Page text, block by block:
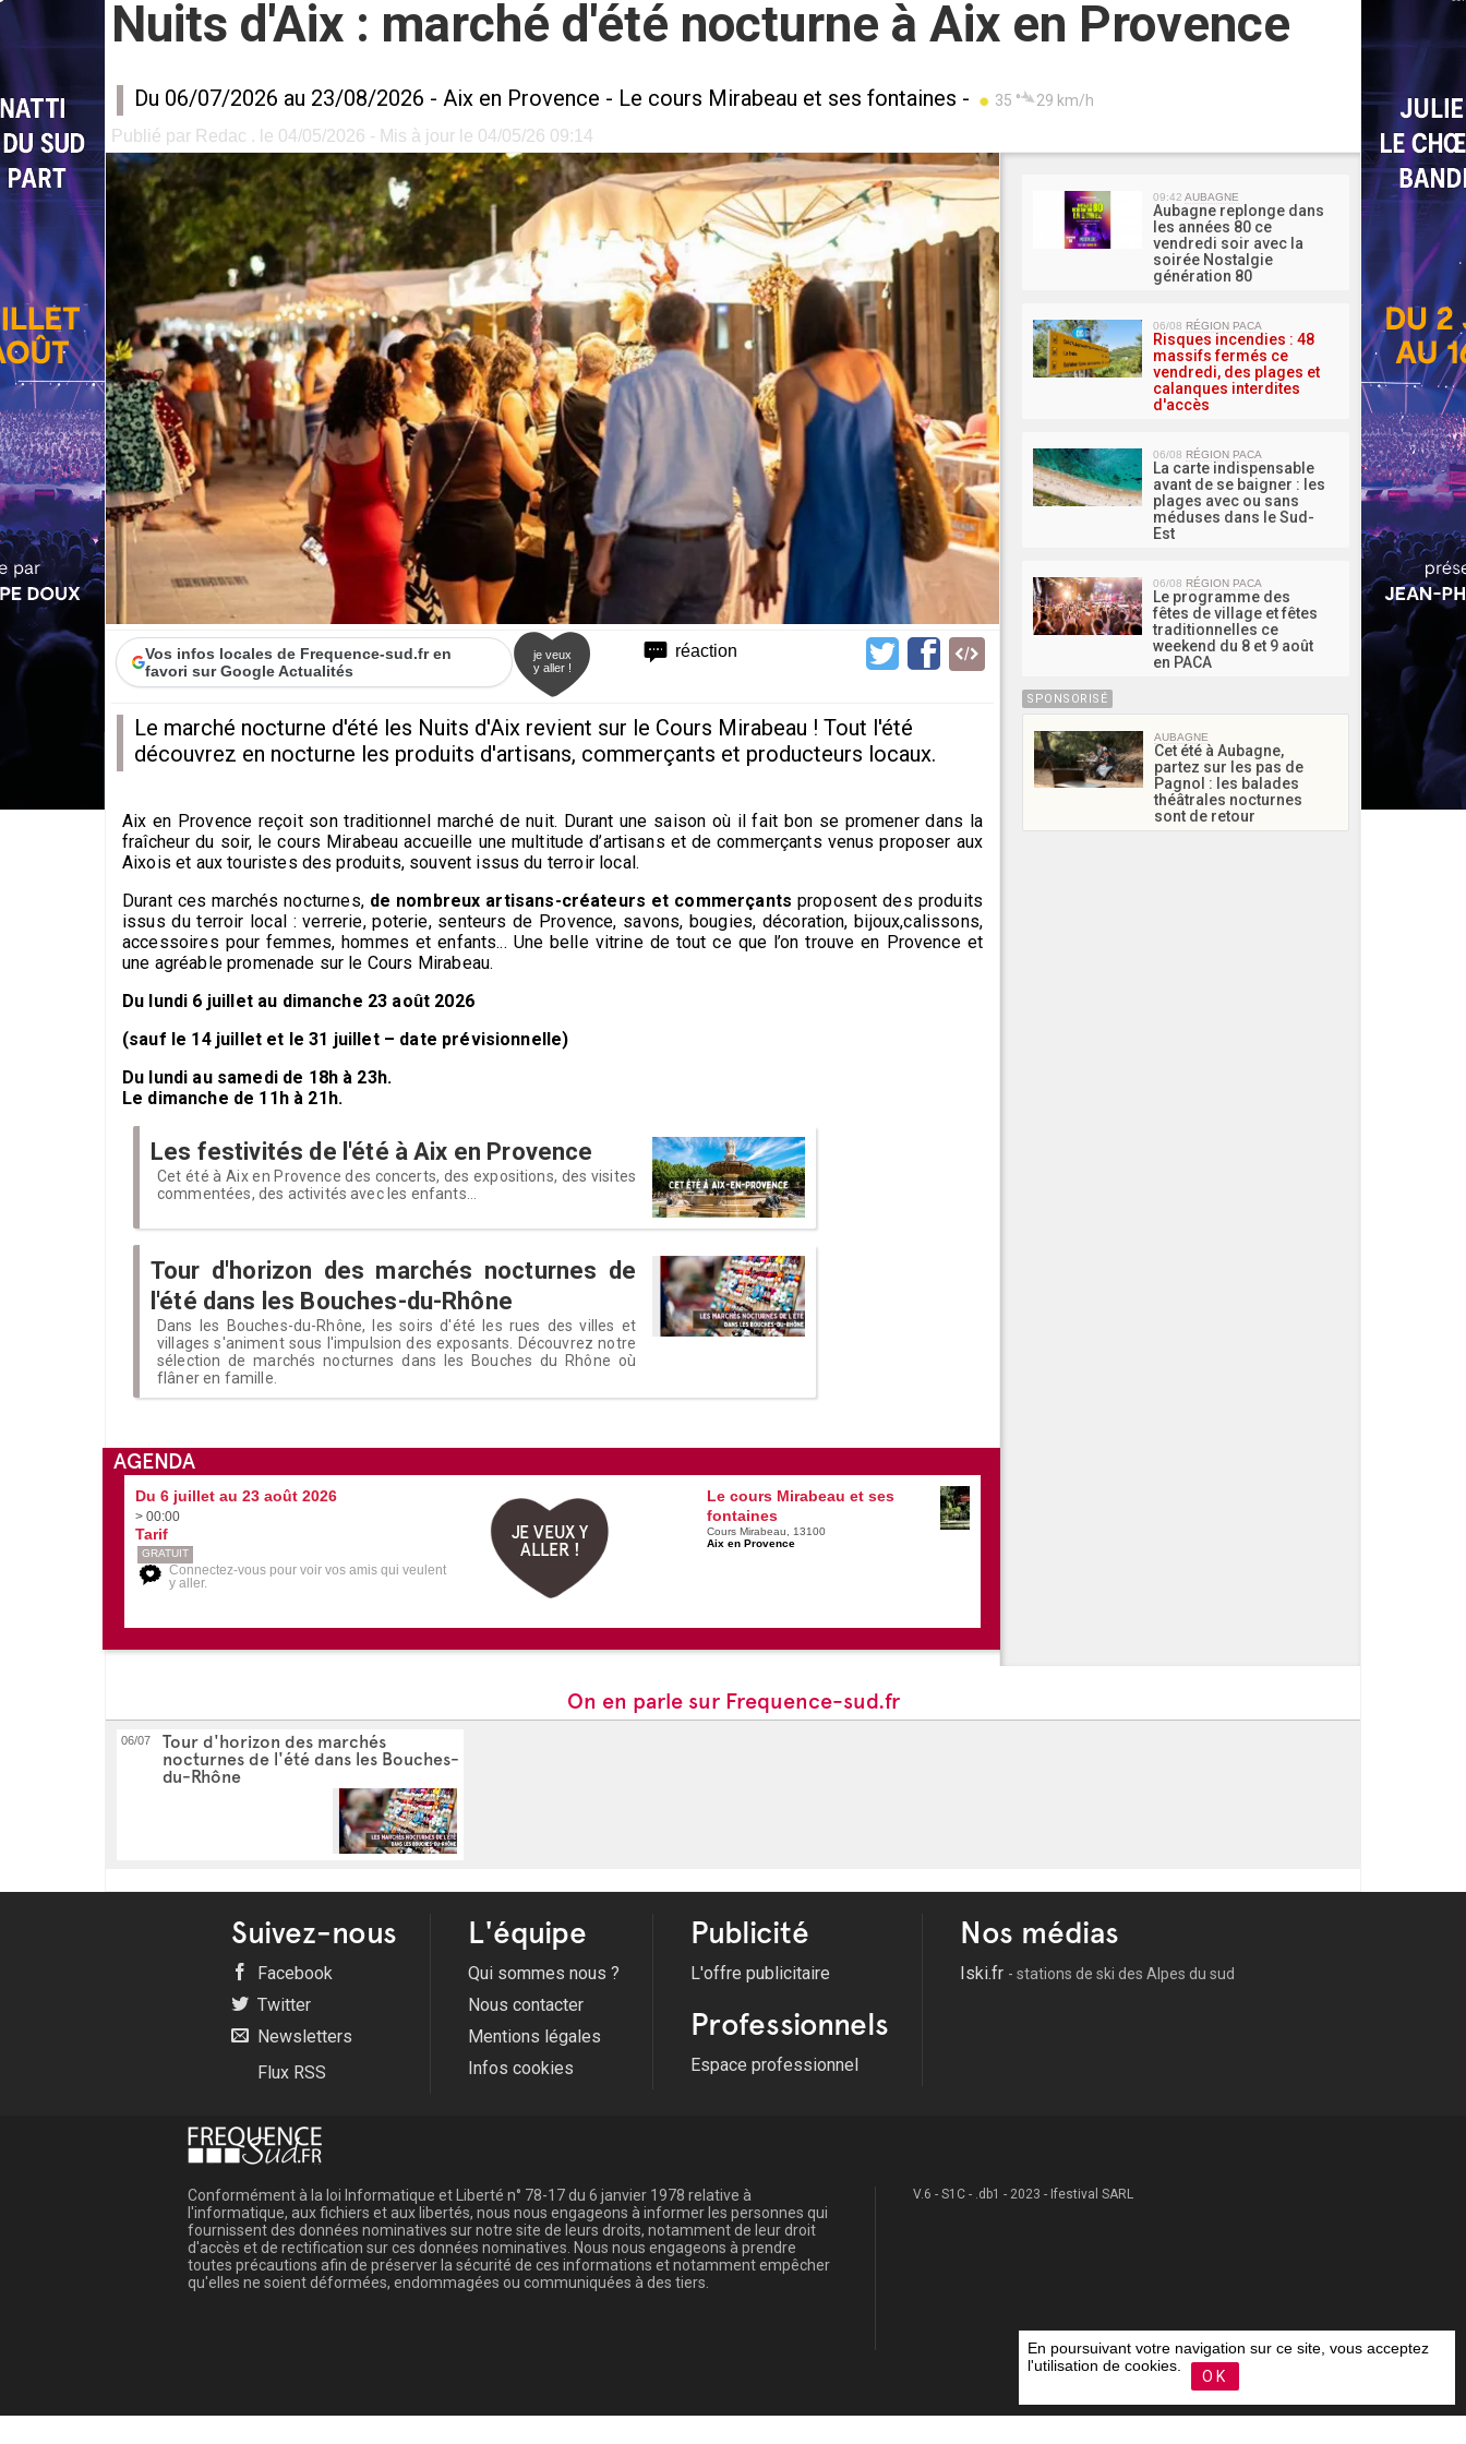
Nuits d'Aix : marché d'été nocturne à Aix en Provence
Du 06/07/2026 au 23/08/2026 - Aix en Provence - Le cours Mirabeau et ses fontaines - 35 ° 29 km/h
Publié par Redac . le 04/05/2026 - Mis à jour le 04/05/26 09:14
réaction
Vos infos locales de Frequence-sud.fr en
favori sur Google Actualités
je veux
y aller !
Le marché nocturne d'été les Nuits d'Aix revient sur le Cours Mirabeau ! Tout l'été
découvrez en nocturne les produits d'artisans, commerçants et producteurs locaux.
Aix en Provence reçoit son traditionnel marché de nuit. Durant une saison où il fait bon se promener dans la
fraîcheur du soir, le cours Mirabeau accueille une multitude d’artisans et de commerçants venus proposer aux
Aixois et aux touristes des produits, souvent issus du terroir local.
Durant ces marchés nocturnes, de nombreux artisans-créateurs et commerçants proposent des produits
issus du terroir local : verrerie, poterie, senteurs de Provence, savons, bougies, décoration, bijoux,calissons,
accessoires pour femmes, hommes et enfants... Une belle vitrine de tout ce que l’on trouve en Provence et
une agréable promenade sur le Cours Mirabeau.
Du lundi 6 juillet au dimanche 23 août 2026
(sauf le 14 juillet et le 31 juillet – date prévisionnelle)
Du lundi au samedi de 18h à 23h.
Le dimanche de 11h à 21h.
Les festivités de l'été à Aix en Provence
Cet été à Aix en Provence des concerts, des expositions, des visites
commentées, des activités avec les enfants...
Tour d'horizon des marchés nocturnes de
l'été dans les Bouches-du-Rhône
Dans les Bouches-du-Rhône, les soirs d'été les rues des villes et
villages s'animent sous l'impulsion des exposants. Découvrez notre
sélection de marchés nocturnes dans les Bouches du Rhône où
flâner en famille.
AGENDA
Du 6 juillet au 23 août 2026
> 00:00
Tarif
GRATUIT
Connectez-vous pour voir vos amis qui veulent
y aller.
JE VEUX Y
ALLER !
Le cours Mirabeau et ses
fontaines
Cours Mirabeau, 13100
Aix en Provence
MA
09:42 AUBAGNE
Aubagne replonge dans
les années 80 ce
vendredi soir avec la
soirée Nostalgie
génération 80
06/08 RÉGION PACA
Risques incendies : 48
massifs fermés ce
vendredi, des plages et
calanques interdites
d'accès
06/08 RÉGION PACA
La carte indispensable
avant de se baigner : les
plages avec ou sans
méduses dans le Sud-
Est
06/08 RÉGION PACA
Le programme des
fêtes de village et fêtes
traditionnelles ce
weekend du 8 et 9 août
en PACA
SPONSORISÉ
AUBAGNE
Cet été à Aubagne,
partez sur les pas de
Pagnol : les balades
théâtrales nocturnes
sont de retour
On en parle sur Frequence-sud.fr
06/07
Tour d'horizon des marchés
nocturnes de l'été dans les Bouches-
du-Rhône
Suivez-nous
Facebook
Twitter
Newsletters
Flux RSS
L'équipe
Qui sommes nous ?
Nous contacter
Mentions légales
Infos cookies
Publicité
L'offre publicitaire
Professionnels
Espace professionnel
Nos médias
Iski.fr - stations de ski des Alpes du sud
Conformément à la loi Informatique et Liberté n° 78-17 du 6 janvier 1978 relative à
l'informatique, aux fichiers et aux libertés, nous nous engageons à informer les personnes qui
fournissent des données nominatives sur notre site de leurs droits, notamment de leur droit
d'accès et de rectification sur ces données nominatives. Nous nous engageons à prendre
toutes précautions afin de préserver la sécurité de ces informations et notamment empêcher
qu'elles ne soient déformées, endommagées ou communiquées à des tiers.
V.6 - S1C - .db1 - 2023 - Ifestival SARL
En poursuivant votre navigation sur ce site, vous acceptez
l'utilisation de cookies.
OK